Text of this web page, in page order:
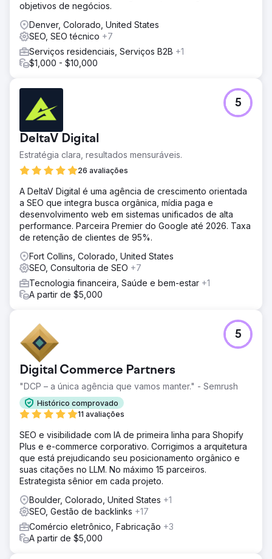
objetivos de negócios.
Denver, Colorado, United States
SEO, SEO técnico +7
Serviços residenciais, Serviços B2B +1
$1,000 - $10,000
DeltaV Digital
Estratégia clara, resultados mensuráveis.
26 avaliações
5
A DeltaV Digital é uma agência de crescimento orientada
a SEO que integra busca orgânica, mídia paga e
desenvolvimento web em sistemas unificados de alta
performance. Parceira Premier do Google até 2026. Taxa
de retenção de clientes de 95%.
Fort Collins, Colorado, United States
SEO, Consultoria de SEO +7
Tecnologia financeira, Saúde e bem-estar +1
A partir de $5,000
Digital Commerce Partners
"DCP – a única agência que vamos manter." - Semrush
Histórico comprovado
11 avaliações
5
SEO e visibilidade com IA de primeira linha para Shopify
Plus e e-commerce corporativo. Corrigimos a arquitetura
que está prejudicando seu posicionamento orgânico e
suas citações no LLM. No máximo 15 parceiros.
Estrategista sênior em cada projeto.
Boulder, Colorado, United States +1
SEO, Gestão de backlinks +17
Comércio eletrônico, Fabricação +3
A partir de $5,000